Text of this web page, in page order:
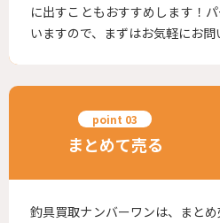
に出すこともおすすめします！
いますので、まずはお気軽にお問
まとめて売る
釣具買取ナンバーワンは、まと